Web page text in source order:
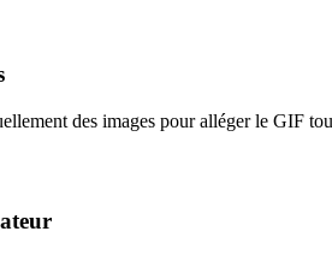
des images pour alléger le GIF